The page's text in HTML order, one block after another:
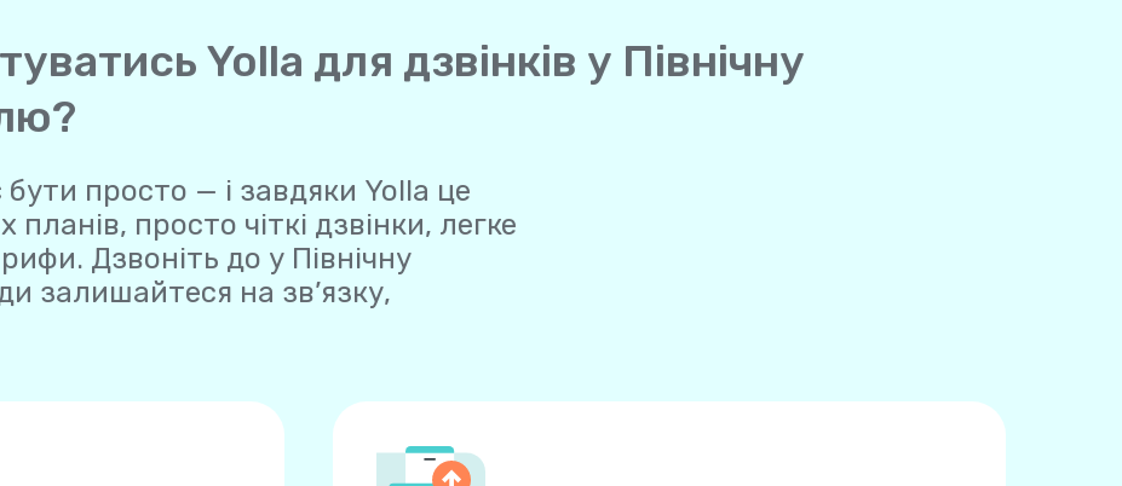
Yolla для дзвінків у Північну
просто — і завдяки Yolla це
просто чіткі дзвінки, легке
Дзвоніть до у Північну
залишайтеся на зв’язку,